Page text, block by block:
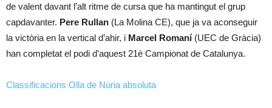
de valent davant l’alt ritme de cursa que ha mantingut el grup
capdavanter. Pere Rullan (La Molina CE), que ja va aconseguir
la victòria en la vertical d’ahir, i Marcel Romaní(UEC de Gràcia)
han completat el podi d’aquest 21è Campionat de Catalunya.
Classificacions Olla de Núria absoluta